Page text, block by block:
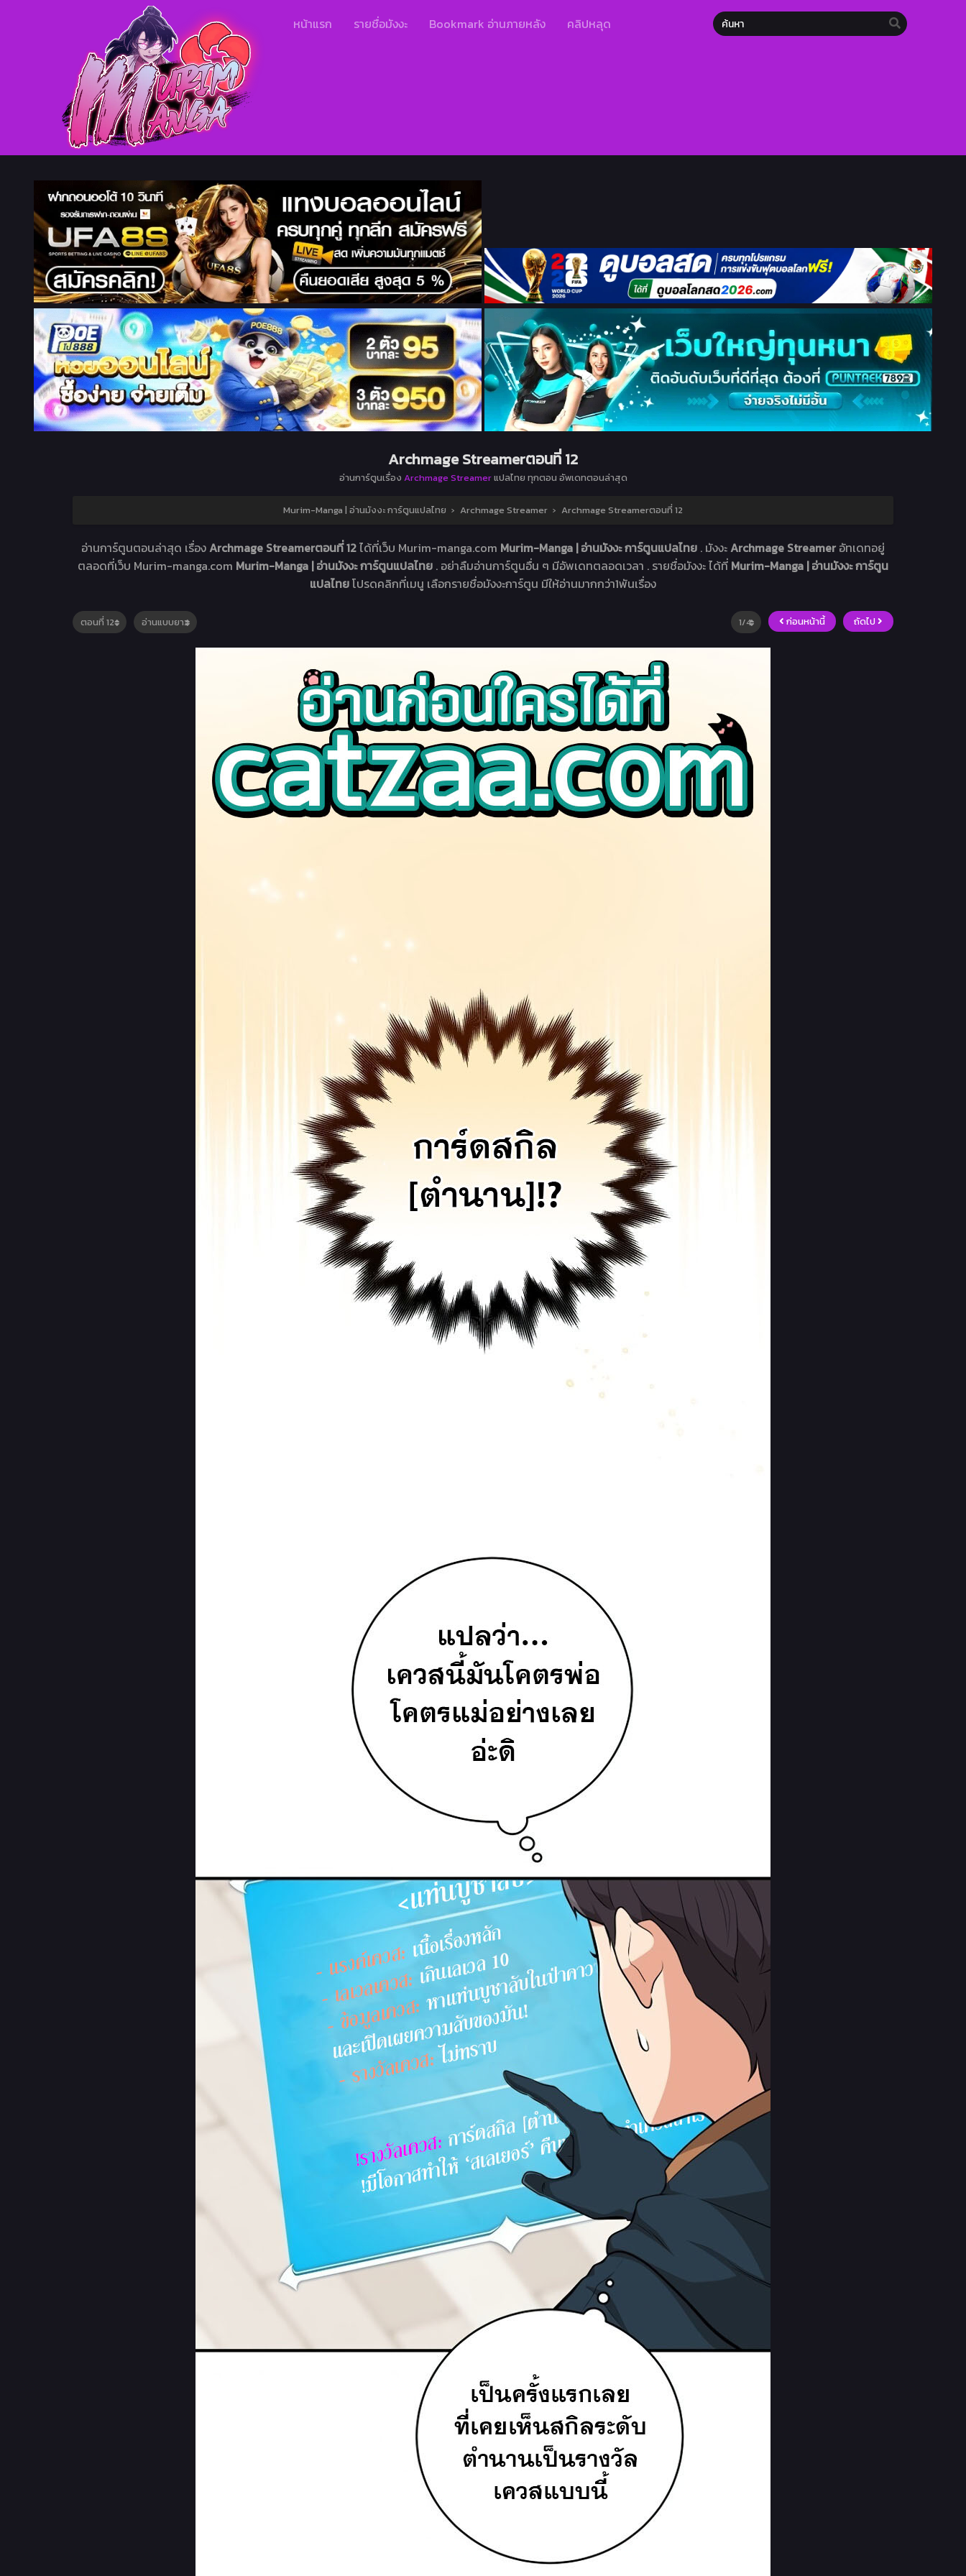
หน้าแรก รายชื่อมังงะ Bookmark อ่านภายหลัง คลิปหลุด
Archmage Streamerตอนที่ 12
อ่านการ์ตูนเรื่อง Archmage Streamerแปลไทย ทุกตอน อัพเดทตอนล่าสุด
Murim-Manga | อ่านมังงะ การ์ตูนแปลไทย › Archmage Streamer › Archmage Streamerตอนที่ 12
อ่านการ์ตูนตอนล่าสุด เรื่องArchmage Streamerตอนที่ 12ได้ที่เว็บ Murim-manga.com Murim-Manga | อ่านมังงะ การ์ตูนแปลไทย . มังงะArchmage Streamer อัทเดทอยู่
ตลอดที่เว็บ Murim-manga.com Murim-Manga | อ่านมังงะ การ์ตูนแปลไทย . อย่าลืมอ่านการ์ตูนอื่น ๆ มีอัพเดทตลอดเวลา . รายชื่อมังงะ ได้ที่ Murim-Manga | อ่านมังงะ การ์ตูน
แปลไทยโปรดคลิกที่เมนู เลือกรายชื่อมังงะการ์ตูน มีให้อ่านมากกว่า1พันเรื่อง
ก่อนหน้านี้ ถัดไป